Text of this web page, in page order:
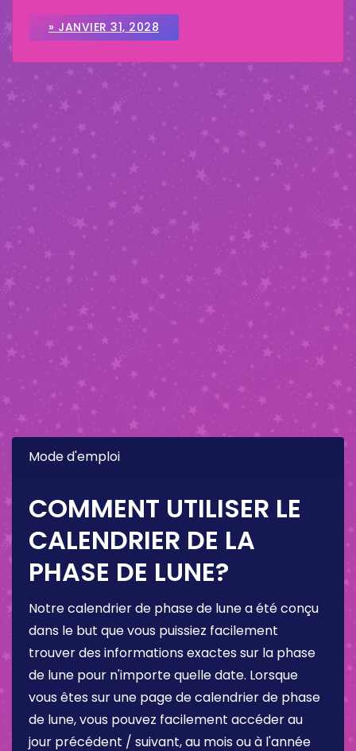
» JANVIER 31, 2028
Mode d'emploi
COMMENT UTILISER LE
CALENDRIER DE LA
PHASE DE LUNE?
Notre calendrier de phase de lune a été conçu
dans le but que vous puissiez facilement
trouver des informations exactes sur la phase
de lune pour n'importe quelle date. Lorsque
vous êtes sur une page de calendrier de phase
de lune, vous pouvez facilement accéder au
jour précédent / suivant, au mois ou à l'année